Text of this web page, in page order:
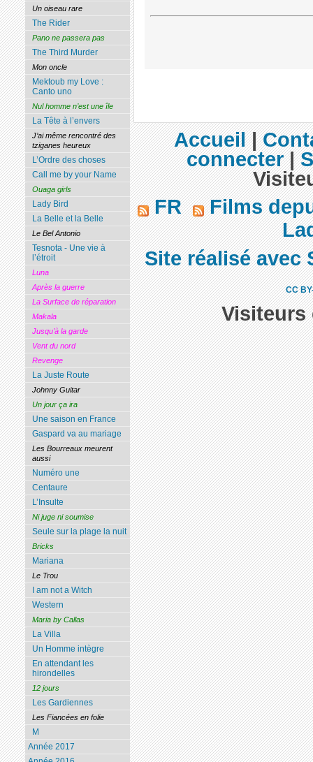
Un oiseau rare
The Rider
Pano ne passera pas
The Third Murder
Mon oncle
Mektoub my Love :
Canto uno
Nul homme n’est une île
La Tête à l’envers
J’ai même rencontré des
tziganes heureux
L’Ordre des choses
Call me by your Name
Ouaga girls
Lady Bird
La Belle et la Belle
Le Bel Antonio
Tesnota - Une vie à
l’étroit
Luna
Après la guerre
La Surface de réparation
Makala
Jusqu’à la garde
Vent du nord
Revenge
La Juste Route
Johnny Guitar
Un jour ça ira
Une saison en France
Gaspard va au mariage
Les Bourreaux meurent
aussi
Numéro une
Centaure
L’Insulte
Ni juge ni soumise
Seule sur la plage la nuit
Bricks
Mariana
Le Trou
I am not a Witch
Western
Maria by Callas
La Villa
Un Homme intègre
En attendant les
hirondelles
12 jours
Les Gardiennes
Les Fiancées en folie
M
Année 2017
Accueil|
connecter|
FR
Films
Site réalisé avec
CC